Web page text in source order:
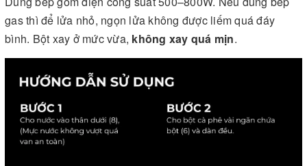
gas thì để lửa nhỏ, ngọn lửa không được liếm quá đáy
bình. Bột xay ở mức vừa, không xay quá mịn.